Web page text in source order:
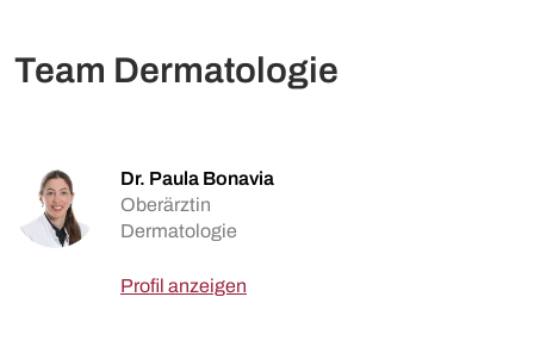
Team Dermatologie
Dr. Paula Bonavia
Oberärztin
Dermatologie
Profil anzeigen